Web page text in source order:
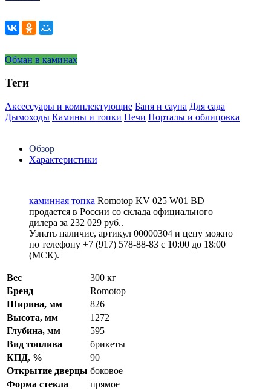
Обман в каминах
Теги
Аксессуары и комплектующие Баня и сауна Для сада
Дымоходы Камины и топки Печи Порталы и облицовка
Обзор
Характеристики
каминная топка Romotop KV 025 W01 BD
продается в России со склада официального
дилера за 232 029 руб..
Узнать наличие, артикул 00000304 и цену можно
по телефону +7 (917) 578-88-83 с 10:00 до 18:00
(МСК).
Вес
300 кг
Бренд
Romotop
Ширина, мм
826
Высота, мм
1272
Глубина, мм
595
Вид топлива
брикеты
КПД, %
90
Открытие дверцы боковое
Форма стекла
прямое